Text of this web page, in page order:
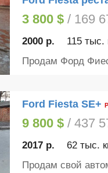
3 800 $/ 169
2000 р. 115 тыс.
Продам Форд
Ford Fiesta SE+
9 800 $/ 437
2017 р. 62 тыс.
Продам свой